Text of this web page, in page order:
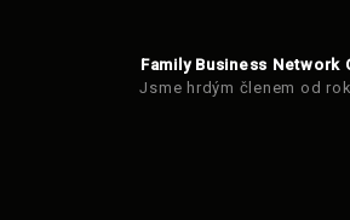
Family Business Network
Jsme hrdým členem od